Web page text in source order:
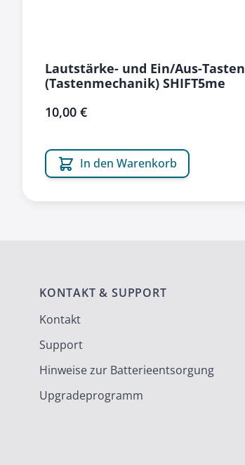
Lautstärke- und Ein/Aus-Tasten
(Tastenmechanik) SHIFT5me
10,00 €
In den Warenkorb
KONTAKT & SUPPORT
Kontakt
Support
Hinweise zur Batterieentsorgung
Upgradeprogramm